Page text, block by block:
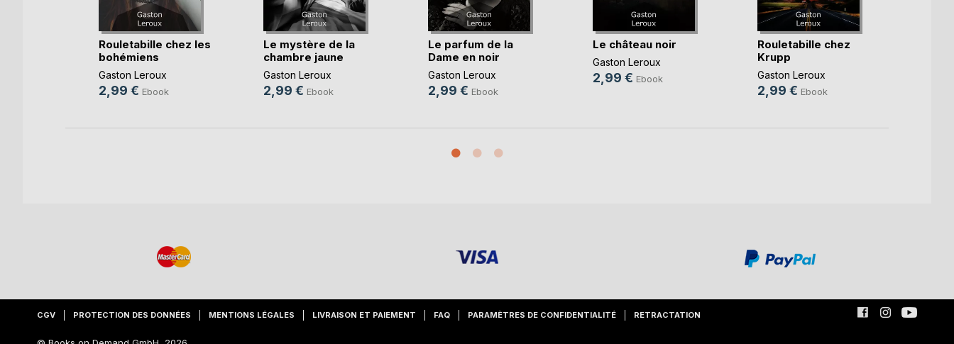
Rouletabille chez les
bohémiens
Gaston Leroux
2,99 € Ebook
Le mystère de la
chambre jaune
Gaston Leroux
2,99 € Ebook
Le parfum de la
Dame en noir
Gaston Leroux
2,99 € Ebook
Le château noir
Gaston Leroux
2,99 € Ebook
Rouletabille chez
Krupp
Gaston Leroux
2,99 € Ebook
CGV PROTECTION DES DONNÉES MENTIONS LÉGALES LIVRAISON ET PAIEMENT FAQ PARAMÈTRES DE CONFIDENTIALITÉ RETRACTATION